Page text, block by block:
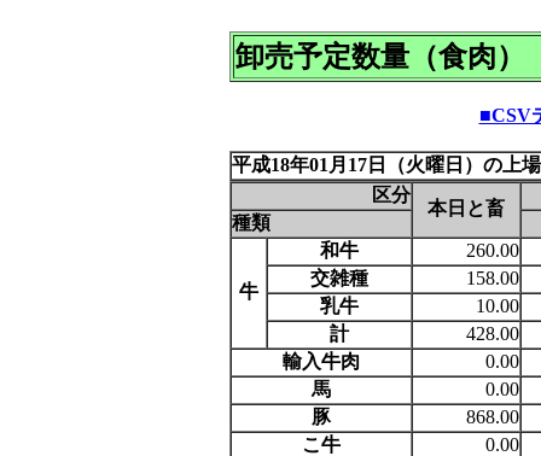
卸売予定数量（食肉）
■CSV
平成18年01月17日（火曜日）の上
区分
本日と畜
種類
牛
和牛
260.00
交雑種
158.00
乳牛
10.00
計
428.00
輸入牛肉
0.00
馬
0.00
豚
868.00
こ牛
0.00